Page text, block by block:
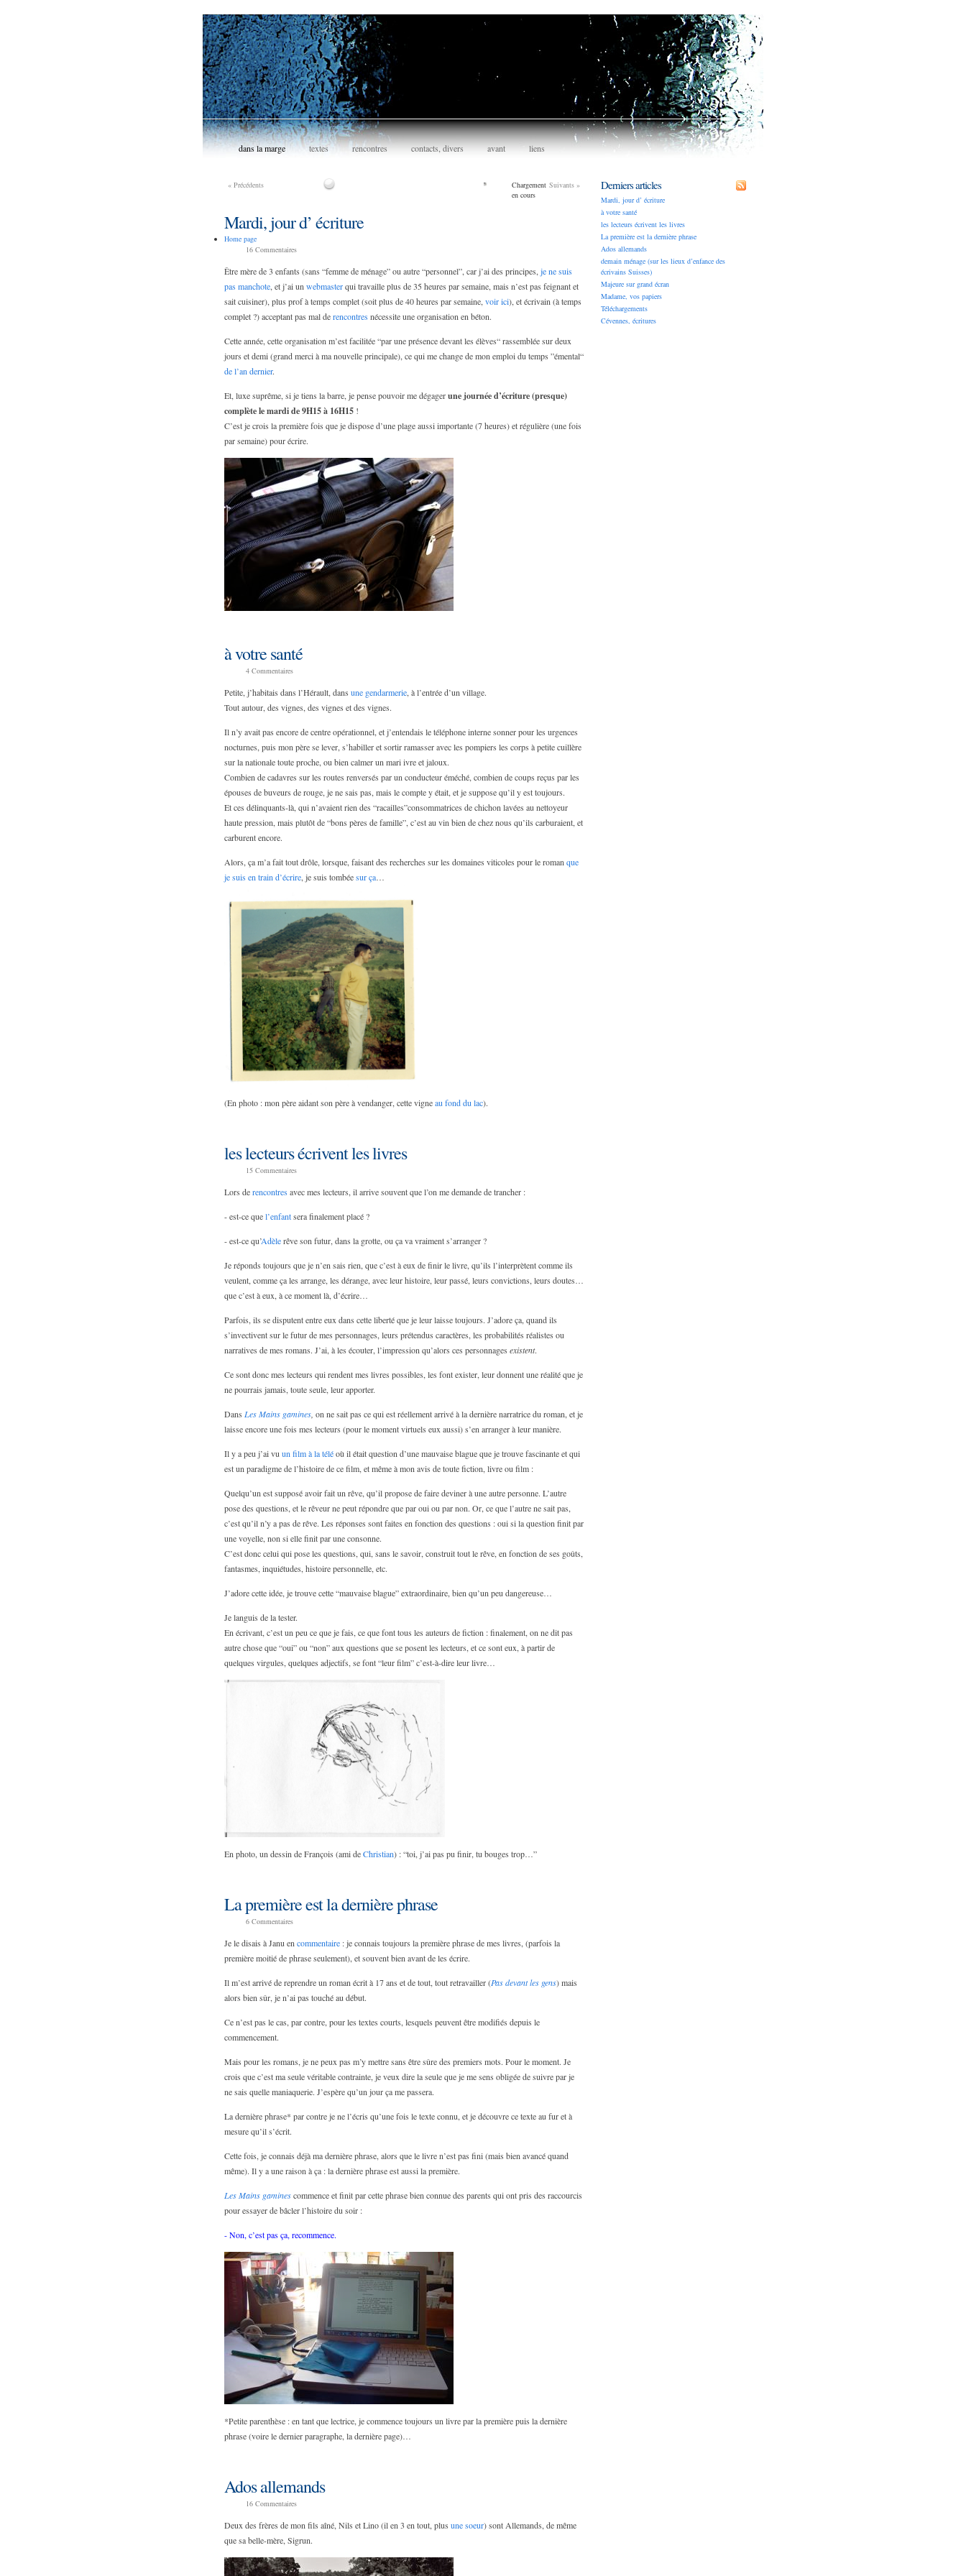
dans la marge textes rencontres contacts, divers avant liens
« Précédents
Chargement
en cours
Suivants »
Mardi, jour d’ écriture
Home page
16 Commentaires
Être mère de 3 enfants (sans “femme de ménage” ou autre “personnel”, car j’ai des principes, je ne suis
pas manchote , et j’ai un webmasterqui travaille plus de 35 heures par semaine, mais n’est pas feignant et
sait cuisiner), plus prof à temps complet (soit plus de 40 heures par semaine, voir ici), et écrivain (à temps
complet ?) acceptant pas mal derencontresnécessite une organisation en béton.
Cette année, cette organisation m’est facilitée “par une présence devant les élèves“ rassemblée sur deux
jours et demi (grand merci à ma nouvelle principale), ce qui me change de mon emploi du temps ”émental“
de l’an dernier.
Et, luxe suprême, si je tiens la barre, je pense pouvoir me dégagerune journée d’écriture (presque)
complète le mardi de 9H15 à 16H15 !
C’est je crois la première fois que je dispose d’une plage aussi importante (7 heures) et régulière (une fois
par semaine) pour écrire.
à votre santé
4 Commentaires
Petite, j’habitais dans l’Hérault, dans une gendarmerie , à l’entrée d’un village.
Tout autour, des vignes, des vignes et des vignes.
Il n’y avait pas encore de centre opérationnel, et j’entendais le téléphone interne sonner pour les urgences
nocturnes, puis mon père se lever, s’habiller et sortir ramasser avec les pompiers les corps à petite cuillère
sur la nationale toute proche, ou bien calmer un mari ivre et jaloux.
Combien de cadavres sur les routes renversés par un conducteur éméché, combien de coups reçus par les
épouses de buveurs de rouge, je ne sais pas, mais le compte y était, et je suppose qu’il y est toujours.
Et ces délinquants-là, qui n’avaient rien des “racailles”consommatrices de chichon lavées au nettoyeur
haute pression, mais plutôt de “bons pères de famille”, c’est au vin bien de chez nous qu’ils carburaient, et
carburent encore.
Alors, ça m’a fait tout drôle, lorsque, faisant des recherches sur les domaines viticoles pour le roman que
je suis en train d’écrire , je suis tombéesur ça
(En photo : mon père aidant son père à vendanger, cette vigneau fond du lac).
les lecteurs écrivent les livres
15 Commentaires
Lors derencontresavec mes lecteurs, il arrive souvent que l’on me demande de trancher :
- est-ce quel’enfantsera finalement placé ?
- est-ce qu’Adèlerêve son futur, dans la grotte, ou ça va vraiment s’arranger ?
Je réponds toujours que je n’en sais rien, que c’est à eux de finir le livre, qu’ils l’interprètent comme ils
veulent, comme ça les arrange, les dérange, avec leur histoire, leur passé, leurs convictions, leurs doutes…
que c’est à eux, à ce moment là, d’écrire…
Parfois, ils se disputent entre eux dans cette liberté que je leur laisse toujours. J’adore ça, quand ils
s’invectivent sur le futur de mes personnages, leurs prétendus caractères, les probabilités réalistes ou
narratives de mes romans. J’ai, à les écouter, l’impression qu’alors ces personnages existent.
Ce sont donc mes lecteurs qui rendent mes livres possibles, les font exister, leur donnent une réalité que je
ne pourrais jamais, toute seule, leur apporter.
Dans Les Mains gamines on ne sait pas ce qui est réellement arrivé à la dernière narratrice du roman, et je
laisse encore une fois mes lecteurs (pour le moment virtuels eux aussi) s’en arranger à leur manière.
Il y a peu j’ai vu un film à la téléoù il était question d’une mauvaise blague que je trouve fascinante et qui
est un paradigme de l’histoire de ce film, et même à mon avis de toute fiction, livre ou film :
Quelqu’un est supposé avoir fait un rêve, qu’il propose de faire deviner à une autre personne. L’autre
pose des questions, et le rêveur ne peut répondre que par oui ou par non. Or, ce que l’autre ne sait pas,
c’est qu’il n’y a pas de rêve. Les réponses sont faites en fonction des questions : oui si la question finit par
une voyelle, non si elle finit par une consonne.
C’est donc celui qui pose les questions, qui, sans le savoir, construit tout le rêve, en fonction de ses goûts,
fantasmes, inquiétudes, histoire personnelle, etc.
J’adore cette idée, je trouve cette “mauvaise blague” extraordinaire, bien qu’un peu dangereuse…
Je languis de la tester.
En écrivant, c’est un peu ce que je fais, ce que font tous les auteurs de fiction : finalement, on ne dit pas
autre chose que “oui” ou “non” aux questions que se posent les lecteurs, et ce sont eux, à partir de
quelques virgules, quelques adjectifs, se font “leur film” c’est-à-dire leur livre…
En photo, un dessin de François (ami deChristian) : “toi, j’ai pas pu finir, tu bouges trop…”
La première est la dernière phrase
6 Commentaires
Je le disais à Janu en commentaire : je connais toujours la première phrase de mes livres, (parfois la
première moitié de phrase seulement), et souvent bien avant de les écrire.
Il m’est arrivé de reprendre un roman écrit à 17 ans et de tout, tout retravailler (Pas devant les gens) mais
alors bien sûr, je n’ai pas touché au début.
Ce n’est pas le cas, par contre, pour les textes courts, lesquels peuvent être modifiés depuis le
commencement.
Mais pour les romans, je ne peux pas m’y mettre sans être sûre des premiers mots. Pour le moment. Je
crois que c’est ma seule véritable contrainte, je veux dire la seule que je me sens obligée de suivre par je
ne sais quelle maniaquerie. J’espère qu’un jour ça me passera.
La dernière phrase* par contre je ne l’écris qu’une fois le texte connu, et je découvre ce texte au fur et à
mesure qu’il s’écrit.
Cette fois, je connais déjà ma dernière phrase, alors que le livre n’est pas fini (mais bien avancé quand
même). Il y a une raison à ça : la dernière phrase est aussi la première.
Les Mains gaminescommence et finit par cette phrase bien connue des parents qui ont pris des raccourcis
pour essayer de bâcler l’histoire du soir :
- Non, c’est pas ça, recommence.
*Petite parenthèse : en tant que lectrice, je commence toujours un livre par la première puis la dernière
phrase (voire le dernier paragraphe, la dernière page)…
Ados allemands
16 Commentaires
Deux des frères de mon fils aîné, Nils et Lino (il en 3 en tout, plus une soeur) sont Allemands, de même
que sa belle-mère, Sigrun.
Derniers articles
Mardi, jour d’ écriture
à votre santé
les lecteurs écrivent les livres
La première est la dernière phrase
Ados allemands
demain ménage (sur les lieux d’enfance des
écrivains Suisses)
Majeure sur grand écran
Madame, vos papiers
Téléchargements
Cévennes, écritures